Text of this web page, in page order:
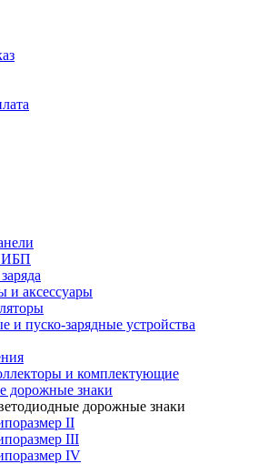
ИБП
и аксессуары
и пуско-зарядные устройства
и комплектующие
дорожные знаки
дорожные знаки
II
III
IV